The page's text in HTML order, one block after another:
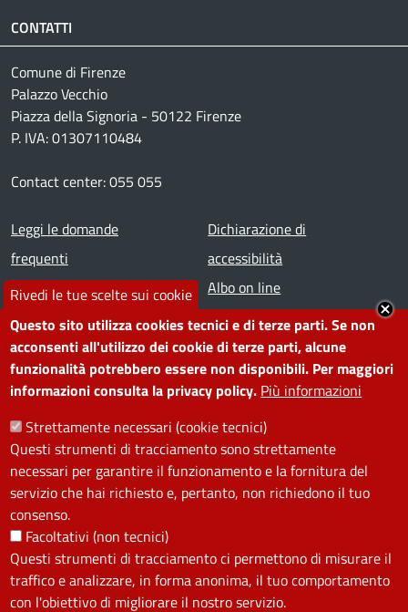
Rivedi le tue scelte sui cookie
Questo sito utilizza cookies tecnici e di terze parti. Se non
acconsenti all'utilizzo dei cookie di terze parti, alcune
funzionalità potrebbero essere non disponibili. Per maggiori
informazioni consulta la privacy policy. Più informazioni
Strettamente necessari (cookie tecnici)
Questi strumenti di tracciamento sono strettamente
necessari per garantire il funzionamento e la fornitura del
servizio che hai richiesto e, pertanto, non richiedono il tuo
consenso.
Facoltativi (non tecnici)
Questi strumenti di tracciamento ci permettono di misurare il
traffico e analizzare, in forma anonima, il tuo comportamento
con l'obiettivo di migliorare il nostro servizio.
CONTATTI
Comune di Firenze
Palazzo Vecchio
Piazza della Signoria - 50122 Firenze
P. IVA: 01307110484
Contact center: 055 055
Footer menu
Leggi le domande
frequenti
Prenota appuntamento
Segnala disservizio
Amministrazione
trasparente
Note legali
Dichiarazione di
accessibilità
Albo on line
Redazione web
Piano di miglioramento dei
servizi
Contatti
SEGUICI SU
Facebook
Instagram
YouTube
Telegram
WhatsApp
TwitterLinkedin
PRIVACY
La Privacy nel Comune